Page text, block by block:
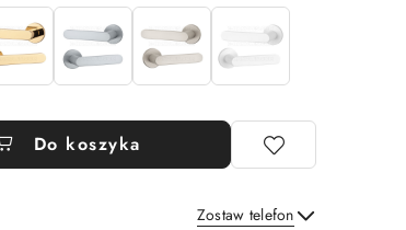
Do koszyka
Zostaw telefon